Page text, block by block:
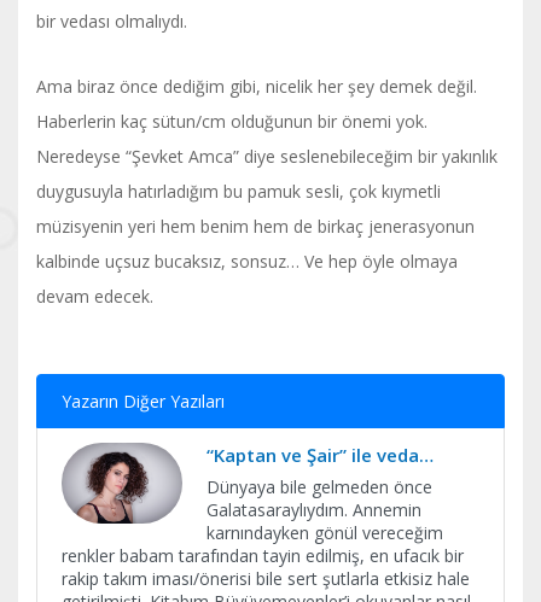
bir vedası olmalıydı.
Ama biraz önce dediğim gibi, nicelik her şey demek değil.
Haberlerin kaç sütun/cm olduğunun bir önemi yok.
Neredeyse “Şevket Amca” diye seslenebileceğim bir yakınlık
duygusuyla hatırladığım bu pamuk sesli, çok kıymetli
müzisyenin yeri hem benim hem de birkaç jenerasyonun
kalbinde uçsuz bucaksız, sonsuz… Ve hep öyle olmaya
devam edecek.
Yazarın Diğer Yazıları
“Kaptan ve Şair” ile veda…
Dünyaya bile gelmeden önce
Galatasaraylıydım. Annemin
karnındayken gönül vereceğim
renkler babam tarafından tayin edilmiş, en ufacık bir
rakip takım iması/önerisi bile sert şutlarla etkisiz hale